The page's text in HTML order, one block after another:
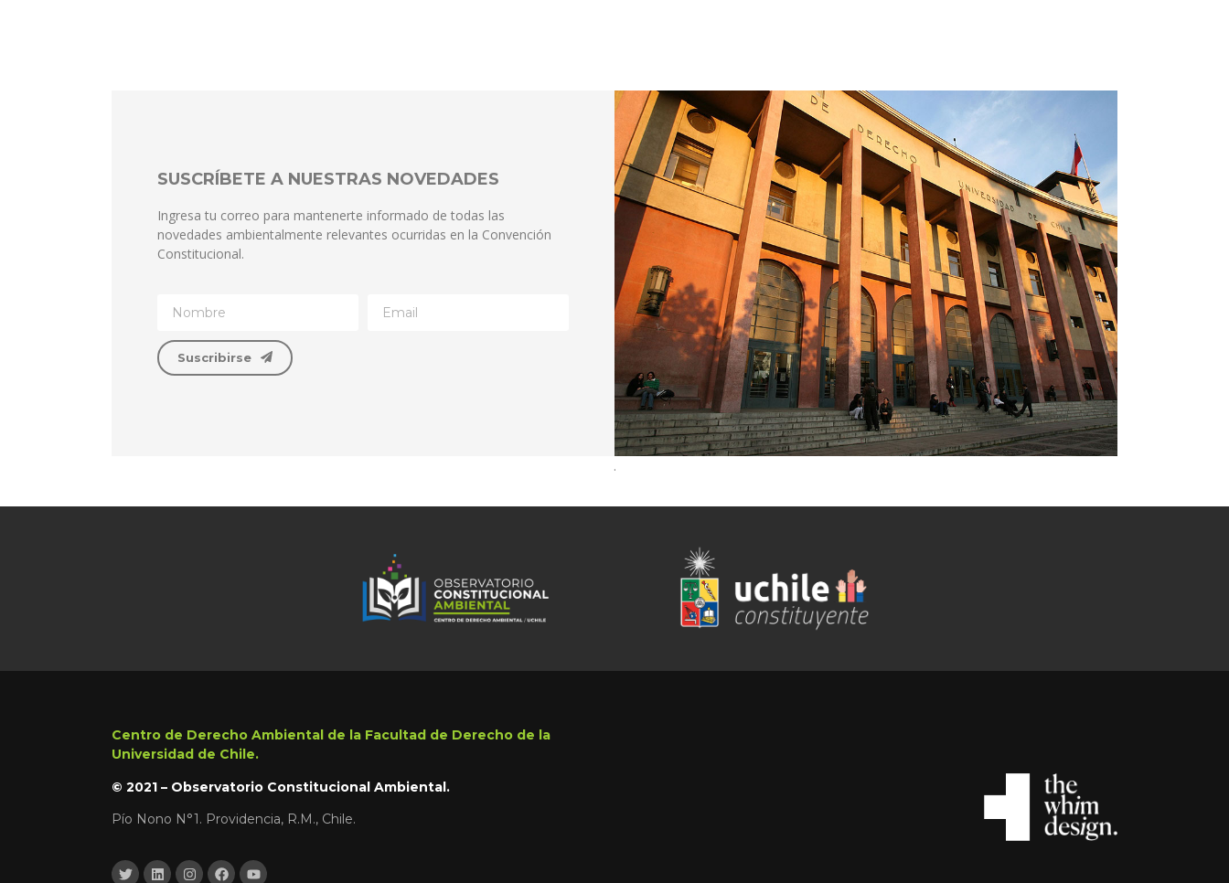
SUSCRÍBETE A NUESTRAS NOVEDADES
Ingresa tu correo para mantenerte informado de todas las
novedades ambientalmente relevantes ocurridas en la Convención
Constitucional.
Suscribirse
.
Centro de Derecho Ambiental de la Facultad de Derecho de la
Universidad de Chile.
© 2021 – Observatorio Constitucional Ambiental.
Pío Nono N°1. Providencia, R.M., Chile.